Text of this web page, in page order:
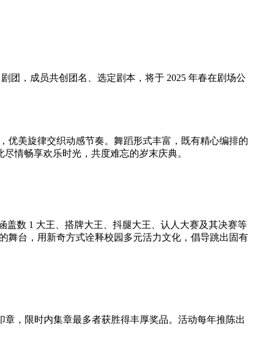
团，成员共创团名、选定剧本，将于 2025 年春在剧场公
优美旋律交织动感节奏。舞蹈形式丰富，既有精心编排的
情畅享欢乐时光，共度难忘的岁末庆典。
数 1 大王、搭牌大王、抖腿大王、认人大赛及其决赛等
舞台，用新奇方式诠释校园多元活力文化，倡导跳出固有
，限时内集章最多者获胜得丰厚奖品。活动每年推陈出